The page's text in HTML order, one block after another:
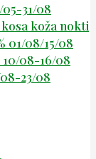
31/08
koža nokti
01/08/15/08
08-16/08
23/08